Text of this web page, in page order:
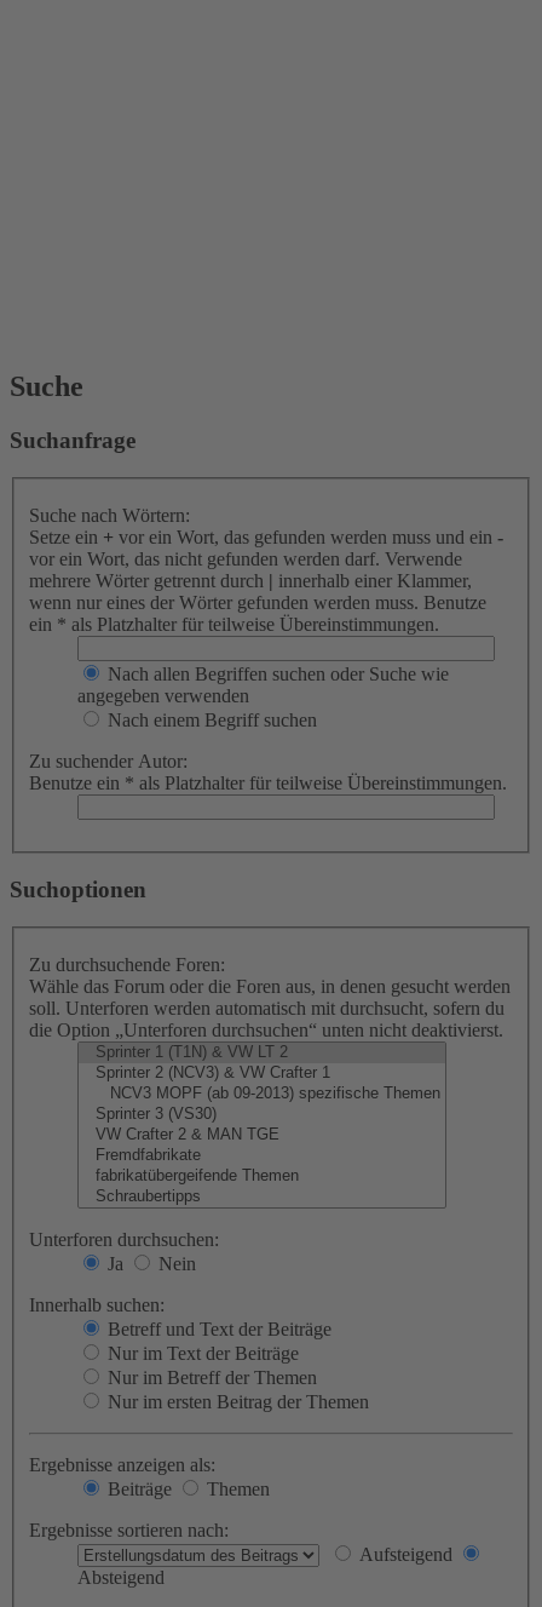
Suche
Suchanfrage
Suche nach Wörtern:
Setze ein + vor ein Wort, das gefunden werden muss und ein -
vor ein Wort, das nicht gefunden werden darf. Verwende
mehrere Wörter getrennt durch | innerhalb einer Klammer,
wenn nur eines der Wörter gefunden werden muss. Benutze
ein * als Platzhalter für teilweise Übereinstimmungen.
Nach allen Begriffen suchen oder Suche wie
angegeben verwenden
Nach einem Begriff suchen
Zu suchender Autor:
Benutze ein * als Platzhalter für teilweise Übereinstimmungen.
Suchoptionen
Zu durchsuchende Foren:
Wähle das Forum oder die Foren aus, in denen gesucht werden
soll. Unterforen werden automatisch mit durchsucht, sofern du
die Option „Unterforen durchsuchen“ unten nicht deaktivierst.
Unterforen durchsuchen:
Ja
Nein
Innerhalb suchen:
Betreff und Text der Beiträge
Nur im Text der Beiträge
Nur im Betreff der Themen
Nur im ersten Beitrag der Themen
Ergebnisse anzeigen als:
Beiträge
Themen
Ergebnisse sortieren nach:
Aufsteigend
Absteigend